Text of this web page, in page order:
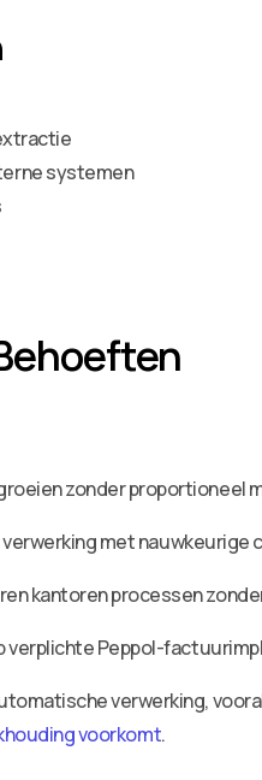
systemen
zonder proportioneel
met nauwkeurige
kantoren processen
verplichte Peppol-
verwerking,
voorkomt.